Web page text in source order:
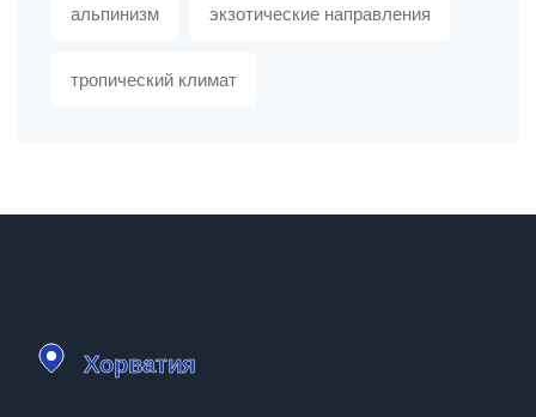
альпинизм экзотические направления
тропический климат